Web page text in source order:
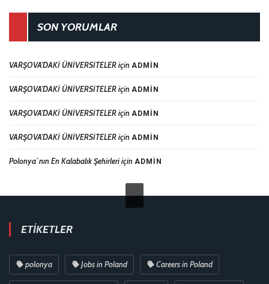
SON YORUMLAR
VARŞOVA’DAKİ ÜNİVERSİTELERiçin ADMIN
VARŞOVA’DAKİ ÜNİVERSİTELERiçin ADMIN
VARŞOVA’DAKİ ÜNİVERSİTELERiçin ADMIN
VARŞOVA’DAKİ ÜNİVERSİTELERiçin ADMIN
Polonya`nın En Kalabalık Şehirleriiçin ADMIN
ETIKETLER
polonya Jobs in Poland Careers in Poland